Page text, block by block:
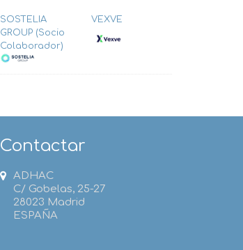
SOSTELIA
GROUP (Socio
Colaborador)
VEXVE
Contactar
ADHAC
C/ Gobelas, 25-27
28023 Madrid
ESPAÑA